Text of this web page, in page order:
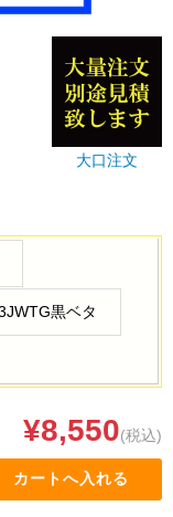
大口注文
黒ベタ
¥8,550(税込)